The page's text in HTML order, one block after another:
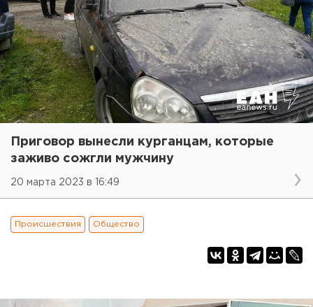
Приговор вынесли курганцам, которые
заживо сожгли мужчину
20 марта 2023 в 16:49
Происшествия Общество